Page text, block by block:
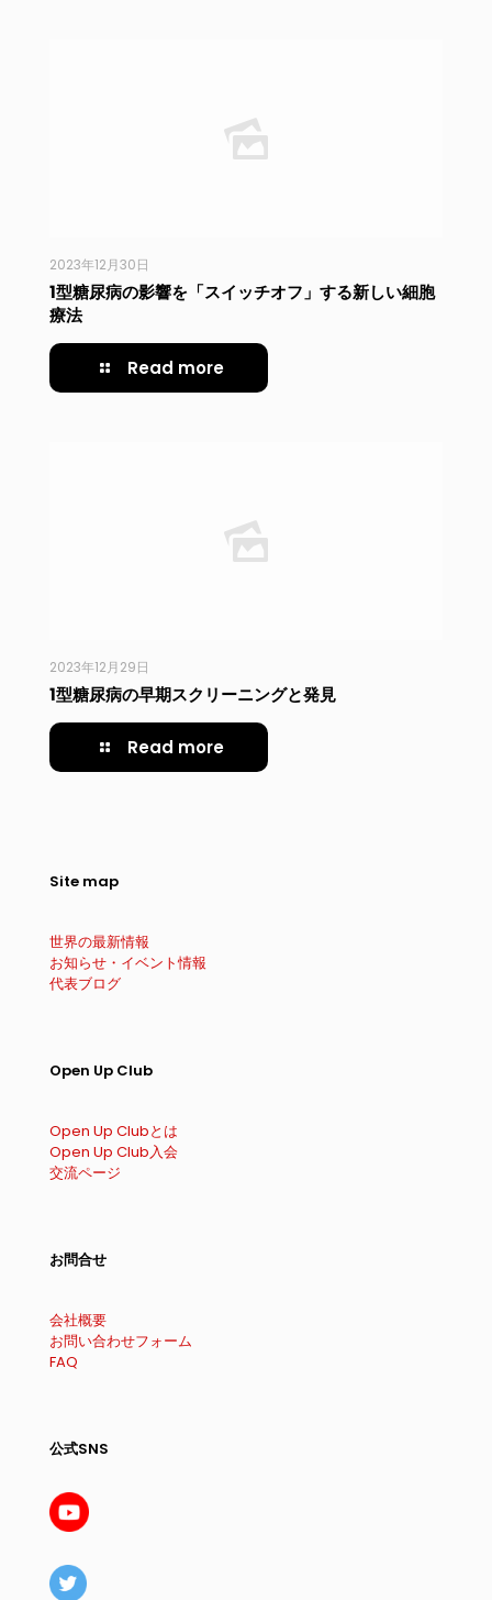
2023年12月30日
1型糖尿病の影響を「スイッチオフ」する新しい細胞
療法
Read more
2023年12月29日
1型糖尿病の早期スクリーニングと発見
Read more
Site map
世界の最新情報
お知らせ・イベント情報
代表ブログ
Open Up Club
Open Up Clubとは
Open Up Club入会
交流ページ
お問合せ
会社概要
お問い合わせフォーム
FAQ
公式SNS